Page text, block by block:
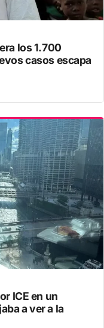
los 1.700
casos escapa
ICE en un
a ver a la